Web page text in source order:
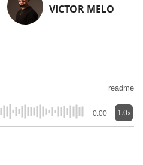
VICTOR MELO
readme
0:00 1.0x